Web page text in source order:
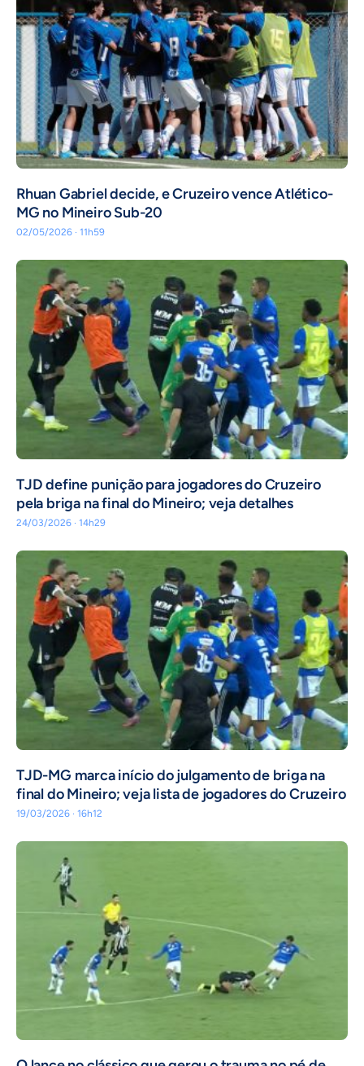
Rhuan Gabriel decide, e Cruzeiro vence Atlético-
MG no Mineiro Sub-20
02/05/2026 · 11h59
TJD define punição para jogadores do Cruzeiro
pela briga na final do Mineiro; veja detalhes
24/03/2026 · 14h29
TJD-MG marca início do julgamento de briga na
final do Mineiro; veja lista de jogadores do Cruzeiro
19/03/2026 · 16h12